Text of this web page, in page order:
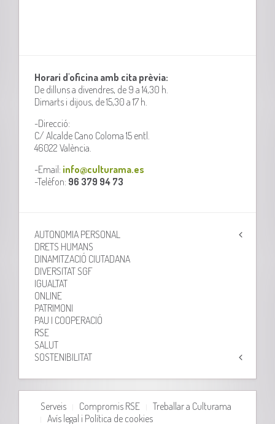
Horari d'oficina amb cita prèvia:
De dilluns a divendres, de 9 a 14,30 h.
Dimarts i dijous, de 15,30 a 17 h.
-Direcció:
C/ Alcalde Cano Coloma 15 entl.
46022 València.
-Email: info@culturama.es
-Telèfon: 96 379 94 73
AUTONOMIA PERSONAL
DRETS HUMANS
DINAMITZACIÓ CIUTADANA
DIVERSITAT SGF
IGUALTAT
ONLINE
PATRIMONI
PAU I COOPERACIÓ
RSE
SALUT
SOSTENIBILITAT
Serveis Compromis RSE
Treballar a Culturama
Avís legal i Política de cookies